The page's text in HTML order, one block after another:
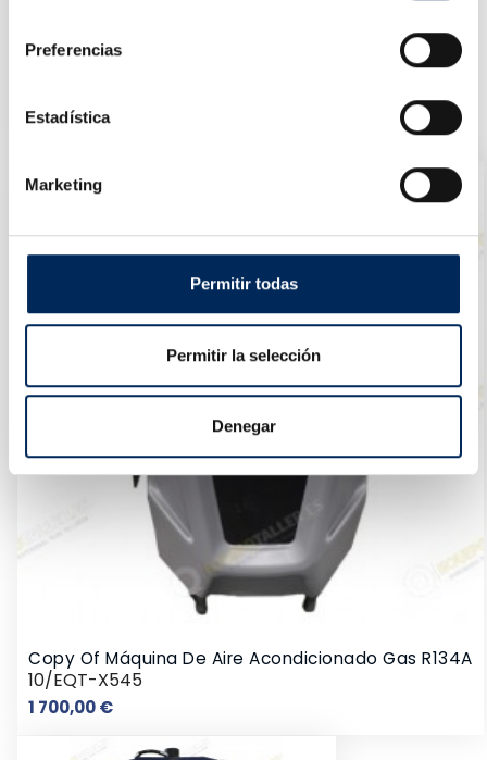
Preferencias
Estadística
Marketing
Permitir todas
Permitir la selección
Denegar
10/TBRT1313
40,18 €Prix
Copy Of Máquina De Aire Acondicionado Gas R134A
10/EQT-X545
1 700,00 €Prix